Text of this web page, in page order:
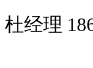
杜经理